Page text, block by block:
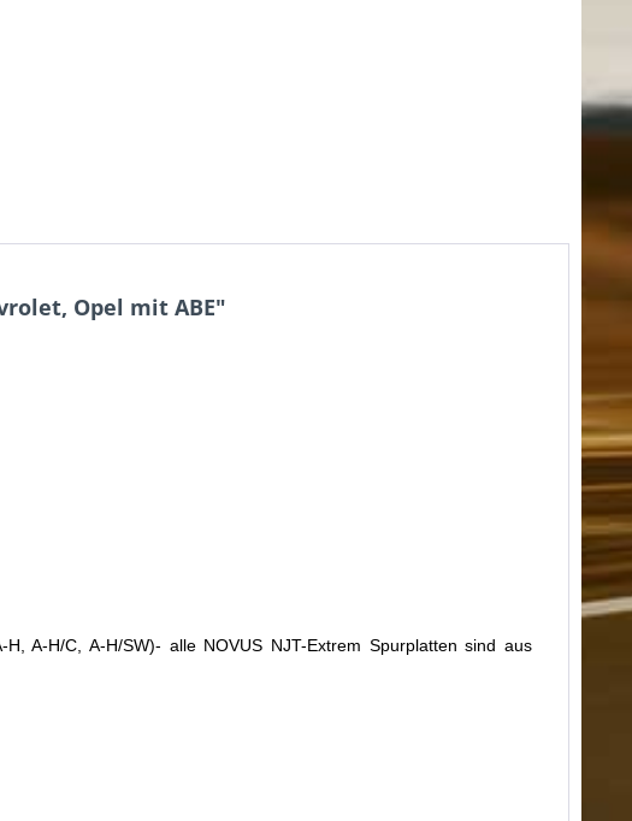
Opel mit ABE"
A-H/C, A-H/SW)- alle NOVUS NJT-Extrem Spurplatten sind aus